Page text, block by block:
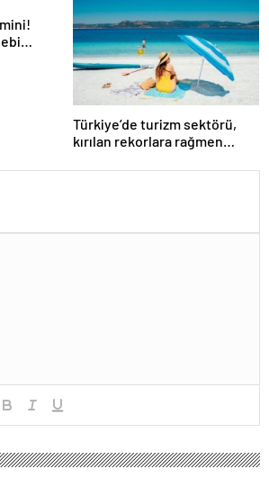
Türkiye’de turizm sektörü,
kırılan rekorlara rağmen